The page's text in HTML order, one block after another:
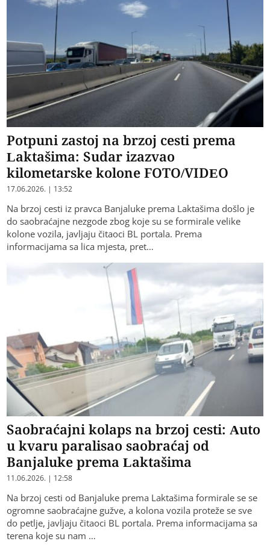
Potpuni zastoj na brzoj cesti prema
Laktašima: Sudar izazvao
kilometarske kolone FOTO/VIDEO
17.06.2026. | 13:52
Na brzoj cesti iz pravca Banjaluke prema Laktašima došlo je
do saobraćajne nezgode zbog koje su se formirale velike
kolone vozila, javljaju čitaoci BL portala. Prema
informacijama sa lica mjesta, pret…
Saobraćajni kolaps na brzoj cesti: Auto
u kvaru paralisao saobraćaj od
Banjaluke prema Laktašima
11.06.2026. | 12:58
Na brzoj cesti od Banjaluke prema Laktašima formirale se se
ogromne saobraćajne gužve, a kolona vozila proteže se sve
do petlje, javljaju čitaoci BL portala. Prema informacijama sa
terena koje su nam …